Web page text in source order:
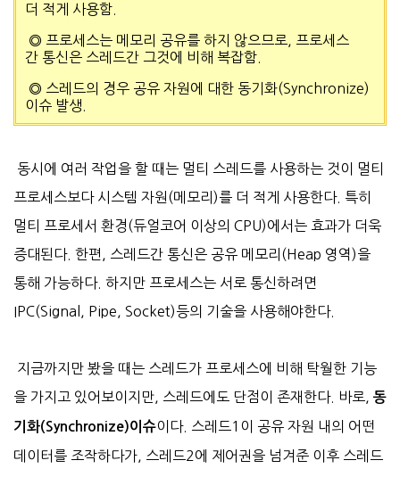
더 적게 사용함.
◎ 프로세스는 메모리 공유를 하지 않으므로, 프로세스
간 통신은 스레드간 그것에 비해 복잡함.
◎ 스레드의 경우 공유 자원에 대한 동기화(Synchronize)
이슈 발생.
동시에 여러 작업을 할 때는 멀티 스레드를 사용하는 것이 멀티
프로세스보다 시스템 자원(메모리)를 더 적게 사용한다. 특히
멀티 프로세서 환경(듀얼코어 이상의 CPU)에서는 효과가 더욱
증대된다. 한편, 스레드간 통신은 공유 메모리 (Heap 영역)을
통해 가능하다. 하지만 프로세스는 서로 통신하려면
IPC(Signal, Pipe,
Socket)등의 기술을 사용해야한다.
지금까지만 봤을 때는 스레드가 프로세스에 비해 탁월한 기능
을 가지고 있어보이지만, 스레드에도 단점이 존재한다. 바로, 동
기화(Synchronize)이슈이다. 스레드1이 공유 자원 내의 어떤
데이터를 조작하다가, 스레드2에 제어권을 넘겨준 이후 스레드